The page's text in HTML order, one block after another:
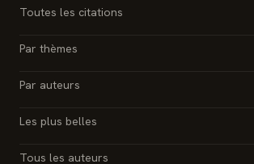
Toutes les citations
Par thèmes
Par auteurs
Les plus belles
Tous les auteurs